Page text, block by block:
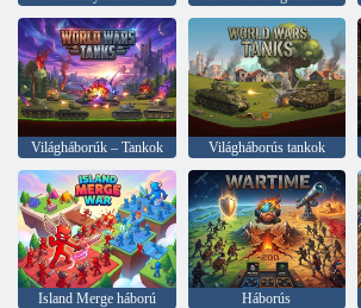
Világháborúk – Tankok Világháborús tankok
Island Merge háború Háborús